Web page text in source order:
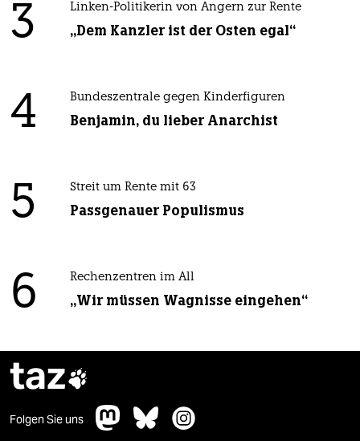
3 Linken-Politikerin von Angern zur Rente
„Dem Kanzler ist der Osten egal“
4 Bundeszentrale gegen Kinderfiguren
Benjamin, du lieber Anarchist
5 Streit um Rente mit 63
Passgenauer Populismus
6 Rechenzentren im All
„Wir müssen Wagnisse eingehen“
taz
Folgen Sie uns